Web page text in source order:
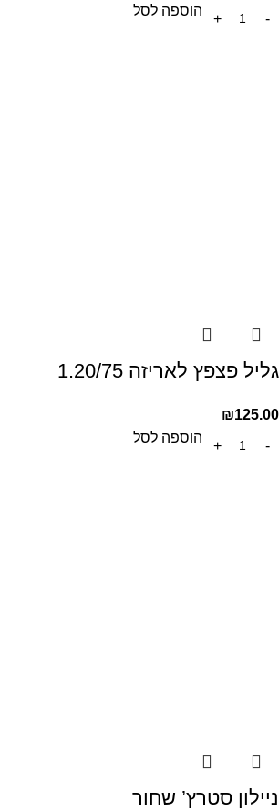
הוספה לסל
גליל פצפץ לאריזה 1.20/75
₪125.00
הוספה לסל
ניילון סטרץ’ שחור